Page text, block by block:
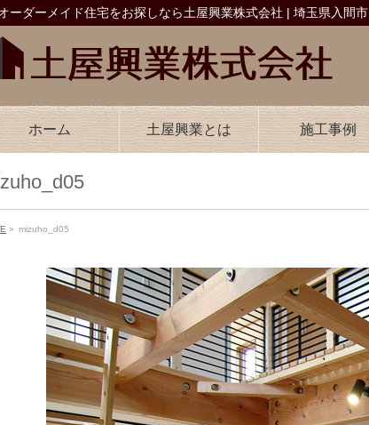
ーダーメイド住宅をお探しなら土屋興業株式会社 | 埼玉県入間市
ホーム 土屋興業とは 施工事例
» mizuho_d05